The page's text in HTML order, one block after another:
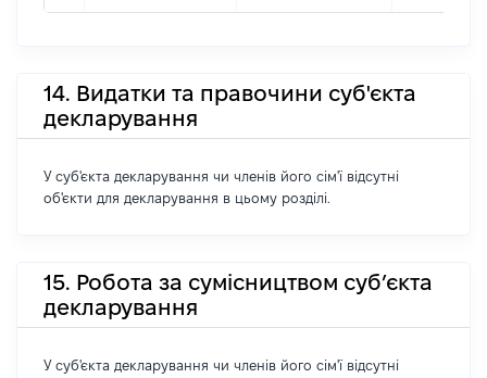
14. Видатки та правочини суб'єкта
декларування
У суб'єкта декларування чи членів його сім'ї відсутні
об'єкти для декларування в цьому розділі.
15. Робота за сумісництвом суб’єкта
декларування
У суб'єкта декларування чи членів його сім'ї відсутні